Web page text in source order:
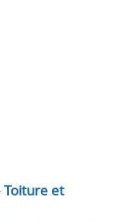
Toiture et